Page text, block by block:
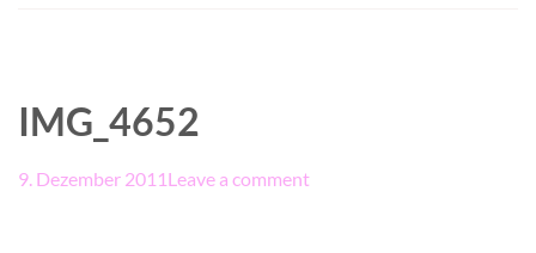
IMG_4652
9. Dezember 2011 Leave a comment